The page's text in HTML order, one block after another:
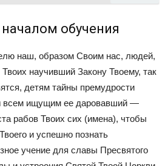
обучения
наш, образом Своим нас, людей,
научивший Закону Твоему, так
детям тайны премудрости
всем ищущим ее даровавший —
рабов Твоих сих (имена), чтобы
и успешно познать
учение для славы Пресвятого